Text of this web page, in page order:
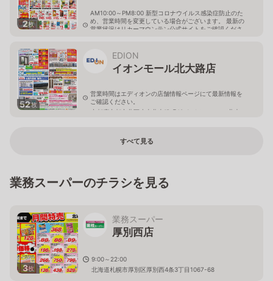
2枚
AM10:00～PM8:00 新型コロナウイルス感染症防止のた
め、営業時間を変更している場合がございます。 最新の
営業状況はリカーマウンテン公式サイトをご確認くださ
52枚
EDION
イオンモール北大路店
営業時間はエディオンの店舗情報ページにて最新情報を
ご確認ください。
京都府京都市北区小山北上総町49-1 イオンモール北大
すべて見る
業務スーパーのチラシを見る
3枚
業務スーパー
厚別西店
9:00～22:00
北海道札幌市厚別区厚別西4条3丁目1067-68